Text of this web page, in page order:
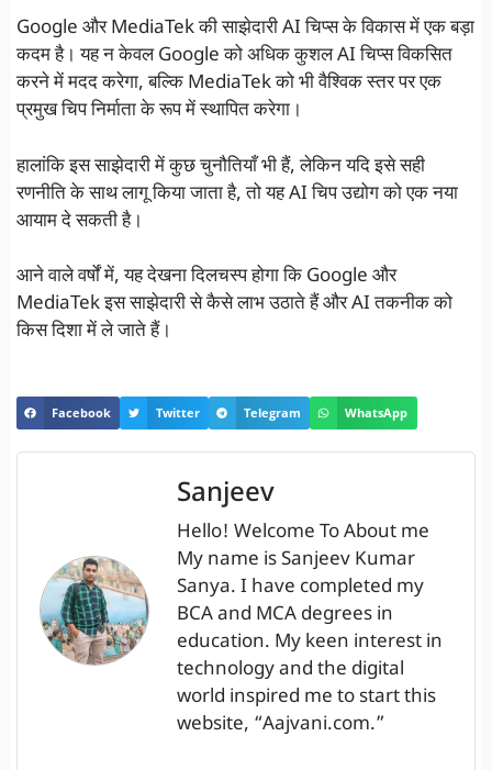
Google और MediaTek की साझेदारी AI चिप्स के विकास में एक बड़ा
कदम है। यह न केवल Google को अधिक कुशल AI चिप्स विकसित
करने में मदद करेगा, बल्कि MediaTek को भी वैश्विक स्तर पर एक
प्रमुख चिप निर्माता के रूप में स्थापित करेगा।
हालांकि इस साझेदारी में कुछ चुनौतियाँ भी हैं, लेकिन यदि इसे सही
रणनीति के साथ लागू किया जाता है, तो यह AI चिप उद्योग को एक नया
आयाम दे सकती है।
आने वाले वर्षों में, यह देखना दिलचस्प होगा कि Google और
MediaTek इस साझेदारी से कैसे लाभ उठाते हैं और AI तकनीक को
किस दिशा में ले जाते हैं।
Facebook Twitter Telegram WhatsApp
Sanjeev
Hello! Welcome To About me
My name is Sanjeev Kumar
Sanya. I have completed my
BCA and MCA degrees in
education. My keen interest in
technology and the digital
world inspired me to start this
website, “Aajvani.com.”